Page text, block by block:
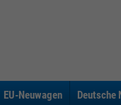
EU-Neuwagen Deutsche